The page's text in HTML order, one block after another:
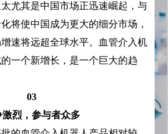
尤其是中国市场正迅速崛起，与
将使中国成为更大的细分市场，
速将远超全球水平。血管介入机
一个新增长，是一个巨大的趋
03
激烈，参与者众多